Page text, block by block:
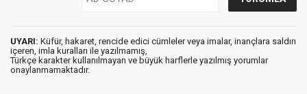
UYARI: Küfür, hakaret, rencide edici cümleler veya imalar, inançlara saldırı
içeren, imla kuralları ile yazılmamış,
Türkçe karakter kullanılmayan ve büyük harflerle yazılmış yorumlar
onaylanmamaktadır.